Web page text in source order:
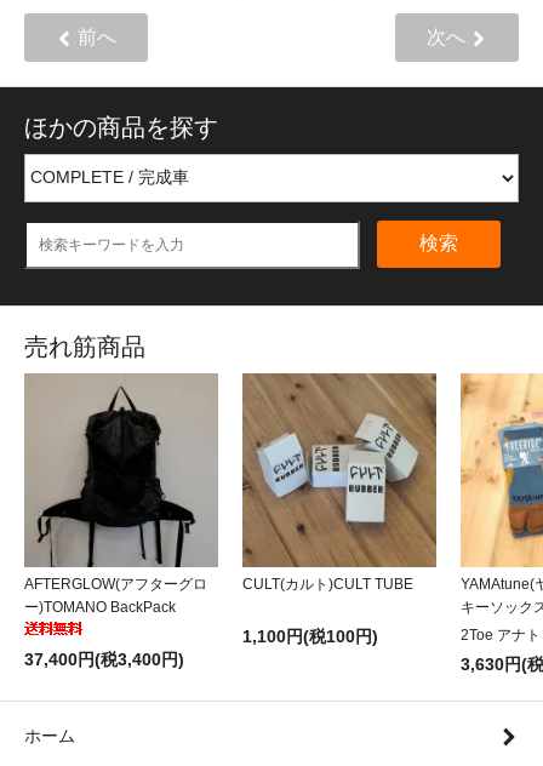
前へ 次へ
ほかの商品を探す
検索
売れ筋商品
AFTERGLOW(アフターグロ
ー)TOMANO BackPack
37,400円(税3,400円)
CULT(カルト)CULT TUBE
1,100円(税100円)
YAMAtune(
キーソック
2Toe アナ
3,630円(
ホーム